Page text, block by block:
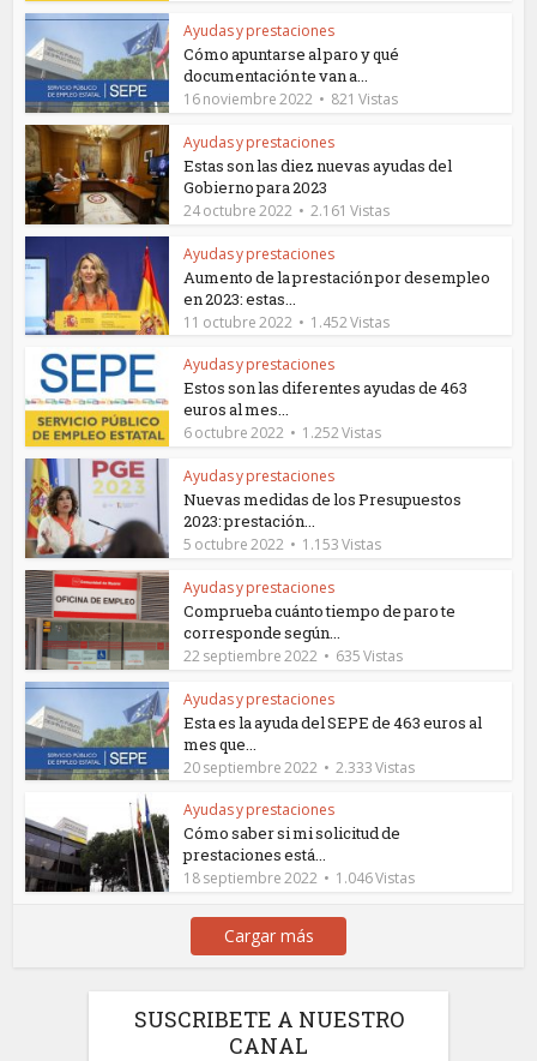
Ayudas y prestaciones
Cómo apuntarse al paro y qué
documentación te van a...
16 noviembre 2022 821 Vistas
Ayudas y prestaciones
Estas son las diez nuevas ayudas del
Gobierno para 2023
24 octubre 2022 2.161 Vistas
Ayudas y prestaciones
Aumento de la prestación por desempleo
en 2023: estas...
11 octubre 2022 1.452 Vistas
Ayudas y prestaciones
Estos son las diferentes ayudas de 463
euros al mes...
6 octubre 2022 1.252 Vistas
Ayudas y prestaciones
Nuevas medidas de los Presupuestos
2023: prestación...
5 octubre 2022 1.153 Vistas
Ayudas y prestaciones
Comprueba cuánto tiempo de paro te
corresponde según...
22 septiembre 2022 635 Vistas
Ayudas y prestaciones
Esta es la ayuda del SEPE de 463 euros al
mes que...
20 septiembre 2022 2.333 Vistas
Ayudas y prestaciones
Cómo saber si mi solicitud de
prestaciones está...
18 septiembre 2022 1.046 Vistas
Cargar más
SUSCRIBETE A NUESTRO
CANAL